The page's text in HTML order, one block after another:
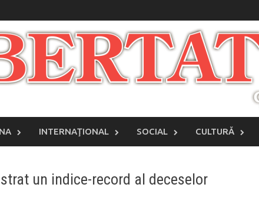
INTERNAŢIONAL SOCIAL CULTURĂ
un indice-record al deceselor